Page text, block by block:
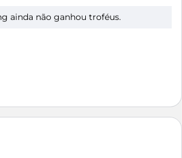
ainda não ganhou troféus.